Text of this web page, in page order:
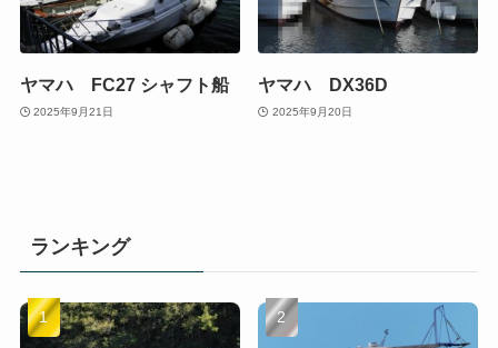
ヤマハ FC27 シャフト船
2025年9月21日
ヤマハ DX36D
2025年9月20日
ランキング